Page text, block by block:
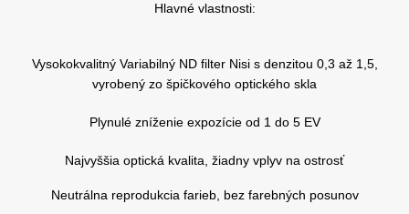
Hlavné vlastnosti:
Vysokokvalitný Variabilný ND filter Nisi s denzitou 0,3 až 1,5,
vyrobený zo špičkového optického skla
Plynulé zníženie expozície od 1 do 5 EV
Najvyššia optická kvalita, žiadny vplyv na ostrosť
Neutrálna reprodukcia farieb, bez farebných posunov